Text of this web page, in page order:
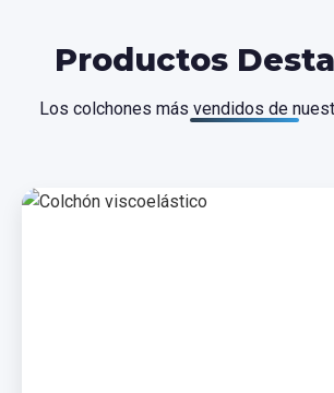
Productos
Los colchones más vendidos de